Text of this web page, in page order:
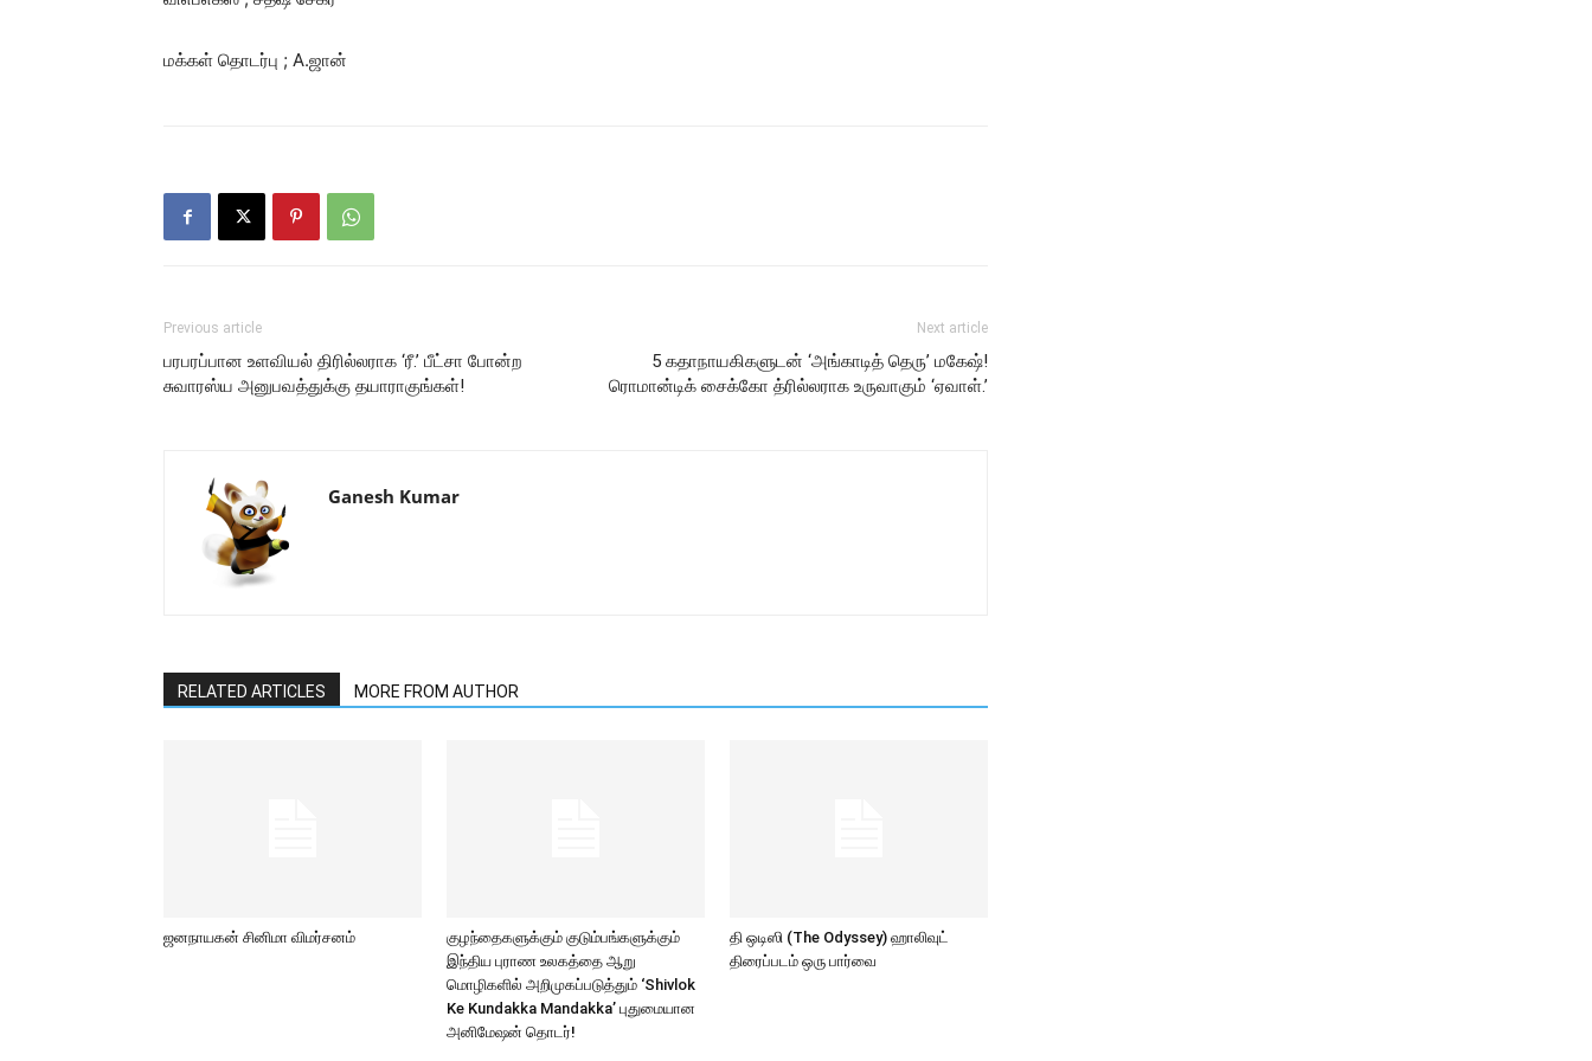
மக்கள் தொடர்பு ; A.ஜான்
Previous article
பரபரப்பான உளவியல் திரில்லராக ‘ரீ.’ பீட்சா போன்ற
சுவாரஸ்ய அனுபவத்துக்கு தயாராகுங்கள்!
Next article
5 கதாநாயகிகளுடன் ‘அங்காடித் தெரு’ மகேஷ்!
ரொமான்டிக் சைக்கோ த்ரில்லராக உருவாகும் ‘ஏவாள்.’
Ganesh Kumar
RELATED ARTICLES MORE FROM AUTHOR
ஜனநாயகன் சினிமா விமர்சனம்
குழந்தைகளுக்கும் குடும்பங்களுக்கும்
இந்திய புராண உலகத்தை ஆறு
மொழிகளில் அறிமுகப்படுத்தும் ‘Shivlok
Ke Kundakka Mandakka’ புதுமையான
அனிமேஷன் தொடர்!
தி ஒடிஸி (The Odyssey) ஹாலிவுட்
திரைப்படம் ஒரு பார்வை